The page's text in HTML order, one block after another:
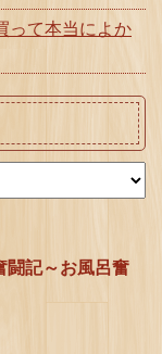
って本当によか
闘記～お風呂奮